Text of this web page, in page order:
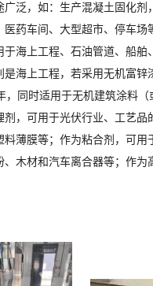
广泛，如：生产混凝土固化剂
医药车间、大型超市、停车场
于海上工程、石油管道、船舶
是海上工程，若采用无机富锌
，同时适用于无机建筑涂料（
剂，可用于光伏行业、工艺品
料薄膜等；作为粘合剂，可用
、木材和汽车离合器等；作为